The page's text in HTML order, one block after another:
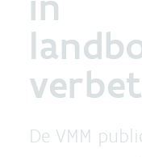
De VMM